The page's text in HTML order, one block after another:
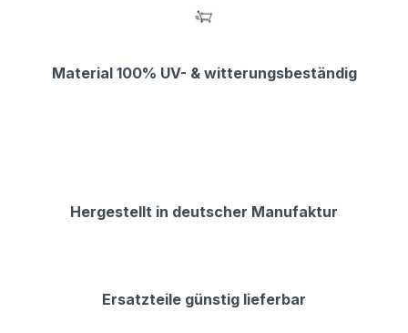
Material 100% UV- & witterungsbeständig
Hergestellt in deutscher Manufaktur
Ersatzteile günstig lieferbar